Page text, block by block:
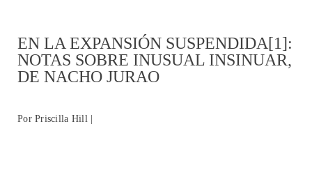
EN LA EXPANSIÓN SUSPENDIDA[1]:
NOTAS SOBRE INUSUAL INSINUAR,
DE NACHO JURAO
Por Priscilla Hill |